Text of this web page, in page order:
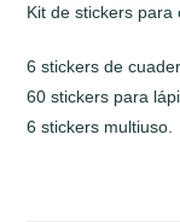
Kit de stickers para
6 stickers de
60 stickers para
6 stickers multiuso.